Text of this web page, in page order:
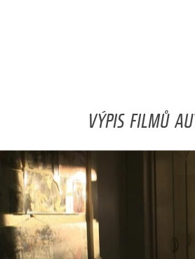
VÝPIS FILMŮ